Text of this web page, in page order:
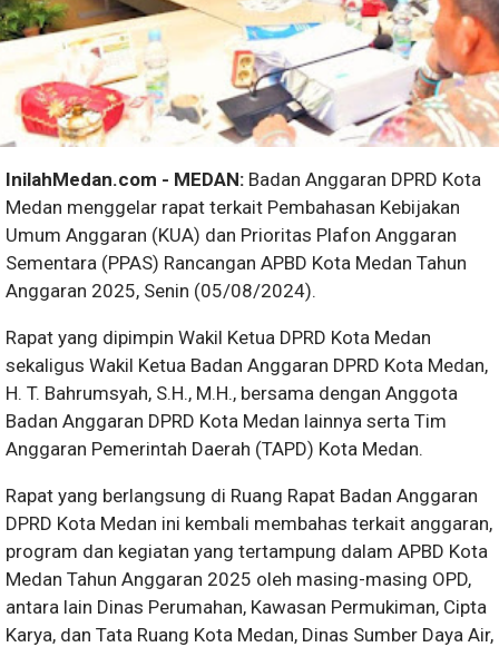
InilahMedan.com - MEDAN: Badan Anggaran DPRD Kota
Medan menggelar rapat terkait Pembahasan Kebijakan
Umum Anggaran (KUA) dan Prioritas Plafon Anggaran
Sementara (PPAS) Rancangan APBD Kota Medan Tahun
Anggaran 2025, Senin (05/08/2024).
Rapat yang dipimpin Wakil Ketua DPRD Kota Medan
sekaligus Wakil Ketua Badan Anggaran DPRD Kota Medan,
H. T. Bahrumsyah, S.H., M.H., bersama dengan Anggota
Badan Anggaran DPRD Kota Medan lainnya serta Tim
Anggaran Pemerintah Daerah (TAPD) Kota Medan.
Rapat yang berlangsung di Ruang Rapat Badan Anggaran
DPRD Kota Medan ini kembali membahas terkait anggaran,
program dan kegiatan yang tertampung dalam APBD Kota
Medan Tahun Anggaran 2025 oleh masing-masing OPD,
antara lain Dinas Perumahan, Kawasan Permukiman, Cipta
Karya, dan Tata Ruang Kota Medan, Dinas Sumber Daya Air,